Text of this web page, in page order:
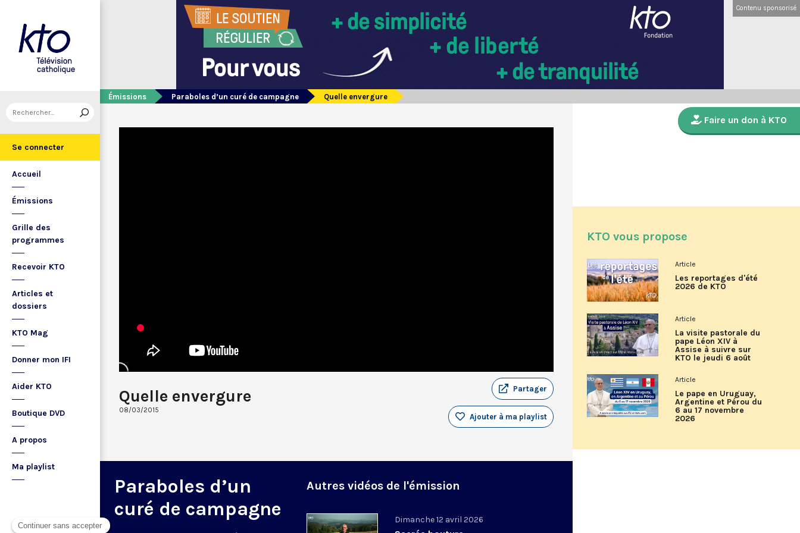
Se connecter
Accueil
Émissions
Grille des
programmes
Recevoir KTO
Articles et
dossiers
KTO Mag
Donner mon IFI
Aider KTO
Boutique DVD
A propos
Ma playlist
Contenu sponsorisé
Émissions Paraboles d’un curé de campagne Quelle envergure
Quelle envergure
08/03/2015
Partager
Ajouter à ma playlist
Paraboles d’un
curé de campagne
Autres vidéos de l'émission
Dimanche 12 avril 2026
Faire un don à KTO
KTO vous propose
Article
Les reportages d'été
2026 de KTO
Article
La visite pastorale du
pape Léon XIV à
Assise à suivre sur
KTO le jeudi 6 août
Article
Le pape en Uruguay,
Argentine et Pérou du
6 au 17 novembre
2026